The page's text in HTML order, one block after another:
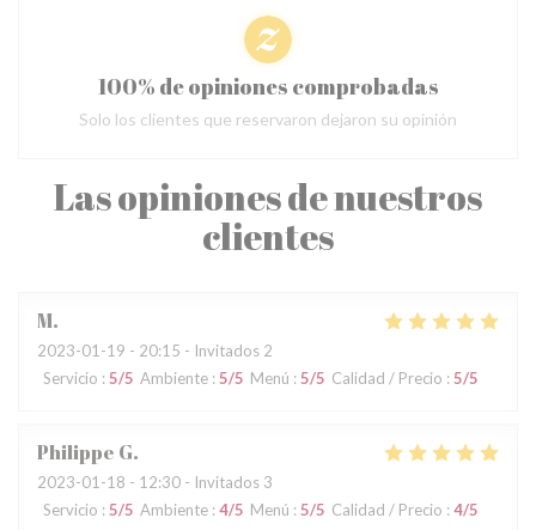
Las opiniones de nuestros
clientes
M
2023-01-19 - 20:15 - Invitados 2
Servicio : 5/5 Ambiente : 5/5 Menú : 5/5 Calidad / Precio : 5/5
Philippe G
2023-01-18 - 12:30 - Invitados 3
Servicio : 5/5 Ambiente : 4/5 Menú : 5/5 Calidad / Precio : 4/5
100% de opiniones comprobadas
Solo los clientes que reservaron dejaron su opinión